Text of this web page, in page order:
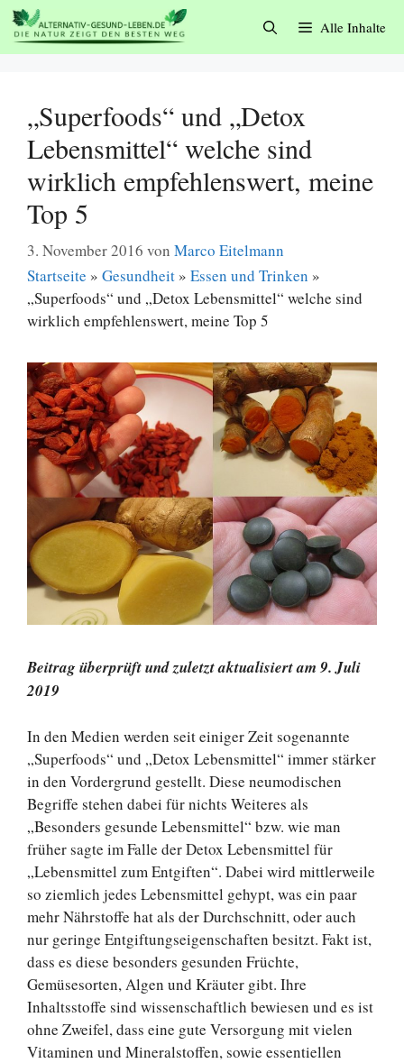
Zum
Inhalt
springen
Alle Inhalte
„Superfoods“ und „Detox
Lebensmittel“ welche sind
wirklich empfehlenswert, meine
Top 5
3. November 2016 von Marco Eitelmann
Startseite » Gesundheit » Essen und Trinken »
„Superfoods“ und „Detox Lebensmittel“ welche sind
wirklich empfehlenswert, meine Top 5
Beitrag überprüft und zuletzt aktualisiert am 9. Juli
2019
In den Medien werden seit einiger Zeit sogenannte
„Superfoods“ und „Detox Lebensmittel“ immer stärker
in den Vordergrund gestellt. Diese neumodischen
Begriffe stehen dabei für nichts Weiteres als
„Besonders gesunde Lebensmittel“ bzw. wie man
früher sagte im Falle der Detox Lebensmittel für
„Lebensmittel zum Entgiften“. Dabei wird mittlerweile
so ziemlich jedes Lebensmittel gehypt, was ein paar
mehr Nährstoffe hat als der Durchschnitt, oder auch
nur geringe Entgiftungseigenschaften besitzt. Fakt ist,
dass es diese besonders gesunden Früchte,
Gemüsesorten, Algen und Kräuter gibt. Ihre
Inhaltsstoffe sind wissenschaftlich bewiesen und es ist
ohne Zweifel, dass eine gute Versorgung mit vielen
Vitaminen und Mineralstoffen, sowie essentiellen